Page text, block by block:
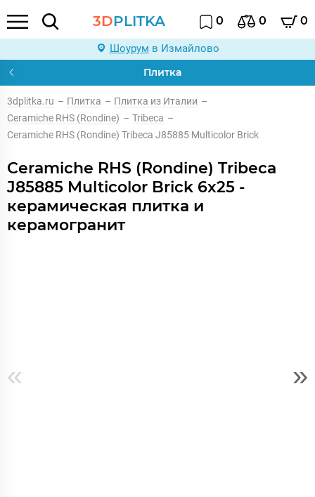
3DPLITKA 0 0 0
Шоурум в Измайлово
Плитка
3dplitka.ru – Плитка – Плитка из Италии –
Ceramiche RHS (Rondine) – Tribeca –
Ceramiche RHS (Rondine) Tribeca J85885 Multicolor Brick
Ceramiche RHS (Rondine) Tribeca
J85885 Multicolor Brick 6x25 -
керамическая плитка и
керамогранит
« »